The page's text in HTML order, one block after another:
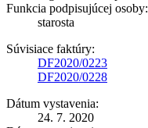
Funkcia podpisujúcej osoby:
starosta
Súvisiace faktúry:
DF2020/0223
DF2020/0228
Dátum vystavenia:
24. 7. 2020